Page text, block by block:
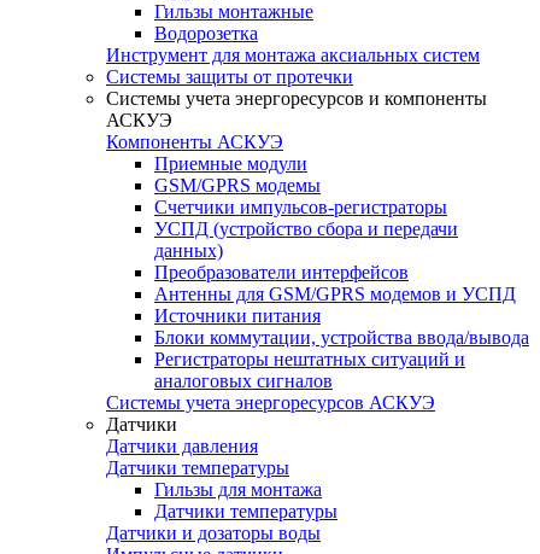
Гильзы монтажные
Водорозетка
Инструмент для монтажа аксиальных систем
Системы защиты от протечки
Системы учета энергоресурсов и компоненты
АСКУЭ
Компоненты АСКУЭ
Приемные модули
GSM/GPRS модемы
Счетчики импульсов-регистраторы
УСПД (устройство сбора и передачи
данных)
Преобразователи интерфейсов
Антенны для GSM/GPRS модемов и УСПД
Источники питания
Блоки коммутации, устройства ввода/вывода
Регистраторы нештатных ситуаций и
аналоговых сигналов
Системы учета энергоресурсов АСКУЭ
Датчики
Датчики давления
Датчики температуры
Гильзы для монтажа
Датчики температуры
Датчики и дозаторы воды